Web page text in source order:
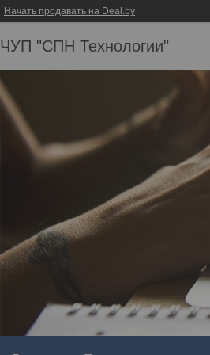
Начать продавать на Deal.by
ЧУП "СПН Технологии"